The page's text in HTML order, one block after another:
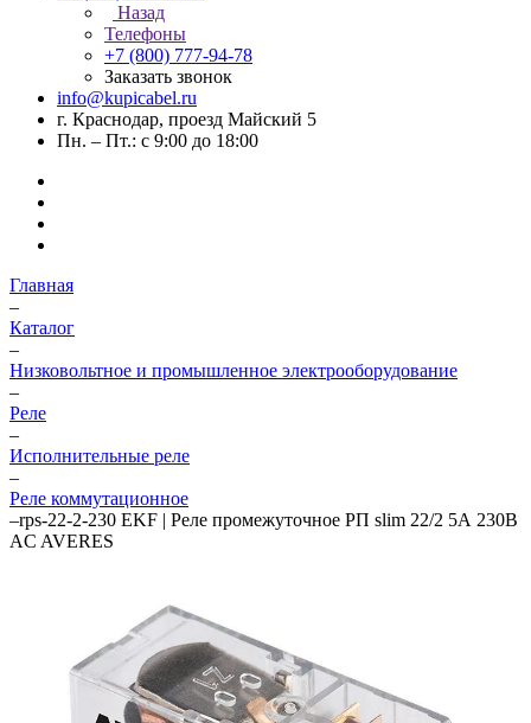
Назад
Телефоны
+7 (800) 777-94-78
Заказать звонок
info@kupicabel.ru
г. Краснодар, проезд Майский 5
Пн. – Пт.: с 9:00 до 18:00
Главная
–
Каталог
–
Низковольтное и промышленное электрооборудование
–
Реле
–
Исполнительные реле
–
Реле коммутационное
–rps-22-2-230 EKF | Реле промежуточное РП slim 22/2 5А 230В
AC AVERES